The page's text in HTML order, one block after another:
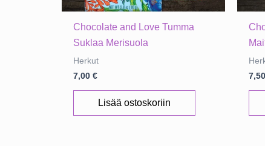
Chocolate and Love Tumma
Suklaa Merisuola
Herkut
7,00€
Lisää ostoskoriin